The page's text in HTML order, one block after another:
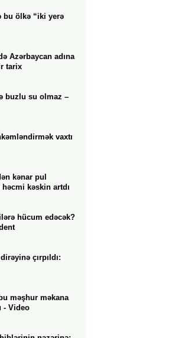
bu ölkə “iki yerə
Azərbaycan adına
tarix
buzlu su olmaz –
vaxtı
kənar pul
kəskin artdı
hücum edəcək?
çırpıldı:
məşhur məkana
- Video